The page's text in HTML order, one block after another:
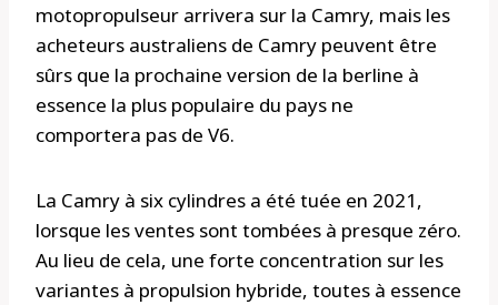
motopropulseur arrivera sur la Camry, mais les
acheteurs australiens de Camry peuvent être
sûrs que la prochaine version de la berline à
essence la plus populaire du pays ne
comportera pas de V6.
La Camry à six cylindres a été tuée en 2021,
lorsque les ventes sont tombées à presque zéro.
Au lieu de cela, une forte concentration sur les
variantes à propulsion hybride, toutes à essence